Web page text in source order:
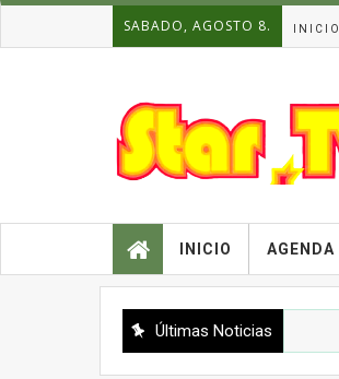
SABADO, AGOSTO 8. INICIO
INICIO AGENDA
Últimas Noticias